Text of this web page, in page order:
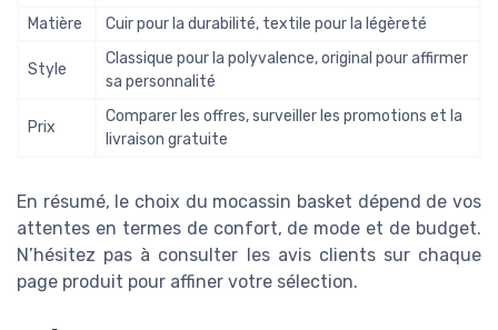
Matière
Cuir pour la durabilité, textile pour la légèreté
Style
Classique pour la polyvalence, original pour affirmer
sa personnalité
Prix
Comparer les offres, surveiller les promotions et la
livraison gratuite
En résumé, le choix du mocassin basket dépend de vos
attentes en termes de confort, de mode et de budget.
N’hésitez pas à consulter les avis clients sur chaque
page produit pour affiner votre sélection.